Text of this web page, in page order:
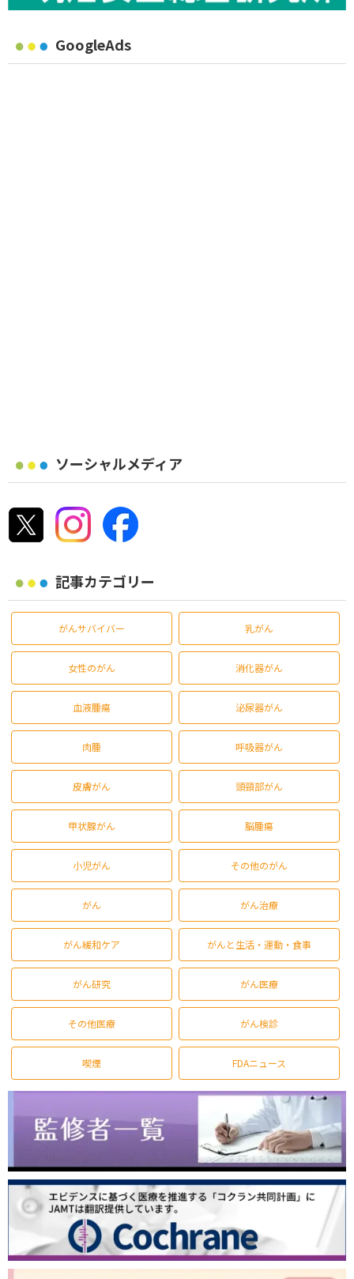
GoogleAds
ソーシャルメディア
記事カテゴリー
がんサバイバー 乳がん
女性のがん 消化器がん
血液腫瘍 泌尿器がん
肉腫 呼吸器がん
皮膚がん 頭頸部がん
甲状腺がん 脳腫瘍
小児がん その他のがん
がん がん治療
がん緩和ケア がんと生活・運動・食事
がん研究 がん医療
その他医療 がん検診
喫煙 FDAニュース